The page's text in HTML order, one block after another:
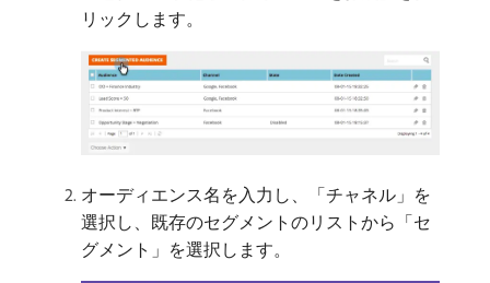
リックします。
オーディエンス名を入力し、「チャネル」を
選択し、既存のセグメントのリストから「セ
グメント」を選択します。